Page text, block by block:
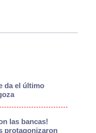
da el último
las bancas!
protagonizaron